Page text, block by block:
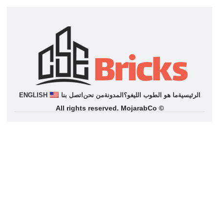
الرئيسيةما هو الطوب اللیغو؟المدونةمن نحناتصل بنا ENGLISH
© All rights reserved. MojarabCo